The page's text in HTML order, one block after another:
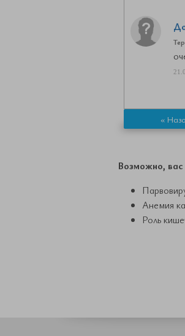
«
Возможно, вас
Анемия
Роль